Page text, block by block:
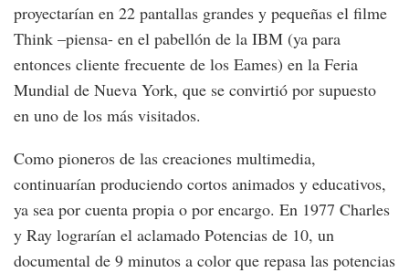
proyectarían en 22 pantallas grandes y pequeñas el filme
Think –piensa- en el pabellón de la IBM (ya para
entonces cliente frecuente de los Eames) en la Feria
Mundial de Nueva York, que se convirtió por supuesto
en uno de los más visitados.
Como pioneros de las creaciones multimedia,
continuarían produciendo cortos animados y educativos,
ya sea por cuenta propia o por encargo. En 1977 Charles
y Ray lograrían el aclamado Potencias de 10, un
documental de 9 minutos a color que repasa las potencias